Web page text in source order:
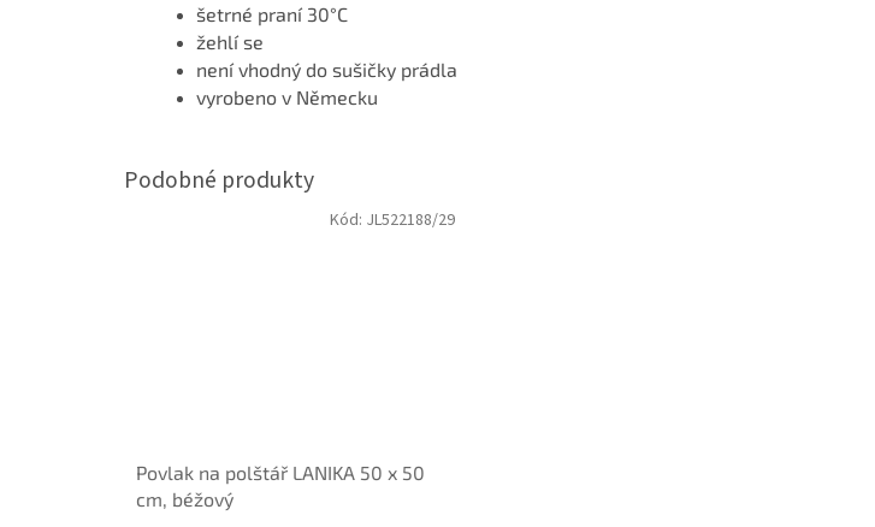
šetrné praní 30°C
žehlí se
není vhodný do sušičky prádla
vyrobeno v Německu
Povlak na polštář LANIKA 50 x 50
cm, béžový
Kód: JL522188/29